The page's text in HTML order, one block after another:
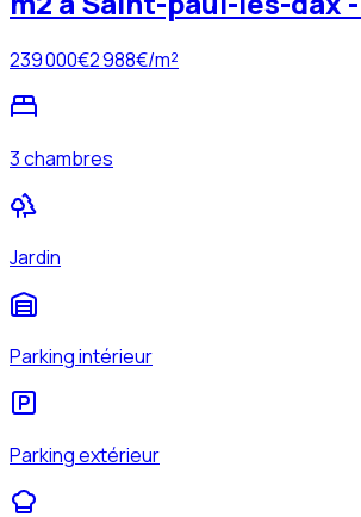
239 000€2 988€/m²
3 chambres
Jardin
Parking intérieur
Parking extérieur